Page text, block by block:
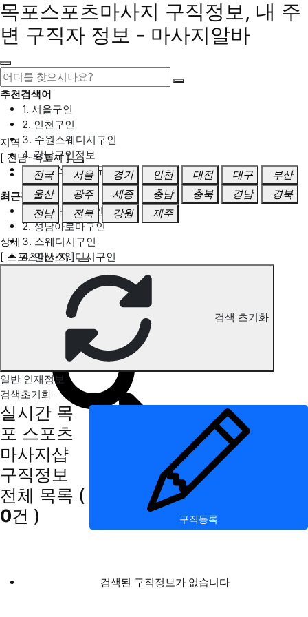
목포스포츠마사지 구직정보, 내 주
변 구직자 정보 - 마사지알바
추천검색어
1. 서울구인
2. 인천구인
3. 수원스웨디시구인
4. 강남구인정보
5. 동탄스웨디시구인
최근검색어
1. 일산마사지구인
2. 성남아로마구인
3. 스웨디시구인
4. 안산스웨디시구인
목포 스포츠마사지 구직정보
지역
[ 전남-목포시 ]
전국
서울 경기 인천 대전 대구
부산
울산
광주 세종 충남 충북 경남
경북
전남
전북 강원 제주
상세
[ 스포츠마사지 ]
검색 초기화
일반 인재정보
검색초기화
실시간 목
포 스포츠
마사지샵
구직정보
전체 목록 (
0건 ) 구직등록
검색된 구직정보가 없습니다